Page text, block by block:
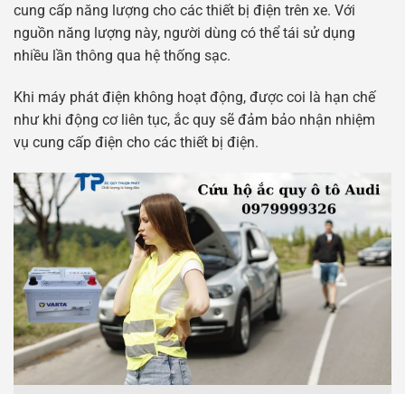
cung cấp năng lượng cho các thiết bị điện trên xe. Với
nguồn năng lượng này, người dùng có thể tái sử dụng
nhiều lần thông qua hệ thống sạc.
Khi máy phát điện không hoạt động, được coi là hạn chế
như khi động cơ liên tục, ắc quy sẽ đảm bảo nhận nhiệm
vụ cung cấp điện cho các thiết bị điện.